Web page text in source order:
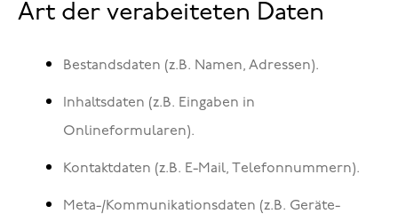
Art der verabeiteten Daten
Bestandsdaten (z.B. Namen, Adressen).
Inhaltsdaten (z.B. Eingaben in
Onlineformularen).
Kontaktdaten (z.B. E-Mail, Telefonnummern).
Meta-/Kommunikationsdaten (z.B. Geräte-